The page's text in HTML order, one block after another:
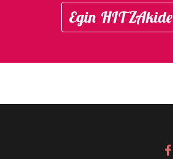
Egin HITZAkide